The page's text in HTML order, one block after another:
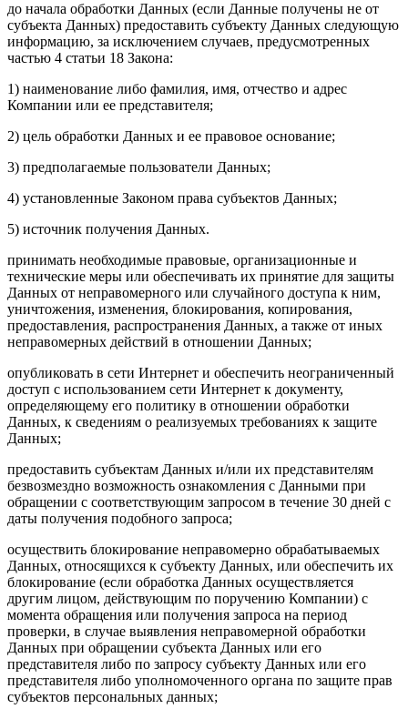
до начала обработки Данных (если Данные получены не от
субъекта Данных) предоставить субъекту Данных следующую
информацию, за исключением случаев, предусмотренных
частью 4 статьи 18 Закона:
1) наименование либо фамилия, имя, отчество и адрес
Компании или ее представителя;
2) цель обработки Данных и ее правовое основание;
3) предполагаемые пользователи Данных;
4) установленные Законом права субъектов Данных;
5) источник получения Данных.
принимать необходимые правовые, организационные и
технические меры или обеспечивать их принятие для защиты
Данных от неправомерного или случайного доступа к ним,
уничтожения, изменения, блокирования, копирования,
предоставления, распространения Данных, а также от иных
неправомерных действий в отношении Данных;
опубликовать в сети Интернет и обеспечить неограниченный
доступ с использованием сети Интернет к документу,
определяющему его политику в отношении обработки
Данных, к сведениям о реализуемых требованиях к защите
Данных;
предоставить субъектам Данных и/или их представителям
безвозмездно возможность ознакомления с Данными при
обращении с соответствующим запросом в течение 30 дней с
даты получения подобного запроса;
осуществить блокирование неправомерно обрабатываемых
Данных, относящихся к субъекту Данных, или обеспечить их
блокирование (если обработка Данных осуществляется
другим лицом, действующим по поручению Компании) с
момента обращения или получения запроса на период
проверки, в случае выявления неправомерной обработки
Данных при обращении субъекта Данных или его
представителя либо по запросу субъекту Данных или его
представителя либо уполномоченного органа по защите прав
субъектов персональных данных;